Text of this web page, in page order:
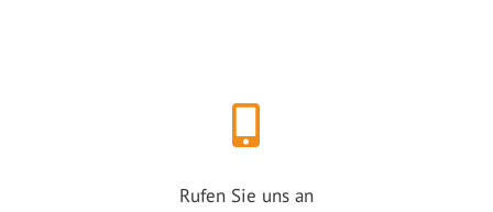
Rufen Sie uns an